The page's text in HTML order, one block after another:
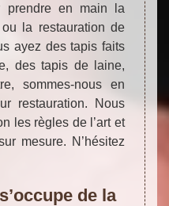
prendre en main la
la restauration de
ayez des tapis faits
des tapis de laine,
sommes-nous en
restauration. Nous
les règles de l’art et
mesure. N’hésitez
de la